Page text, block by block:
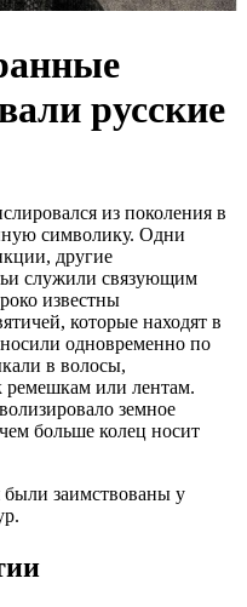
русские
из поколения в
символику. Одни
другие
служили связующим
известны
которые находят в
одновременно по
в волосы,
ремешкам или лентам.
земное
больше колец носит
были заимствованы у